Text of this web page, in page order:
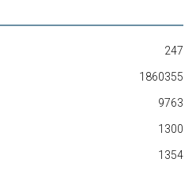
247
1860355
9763
1300
1354